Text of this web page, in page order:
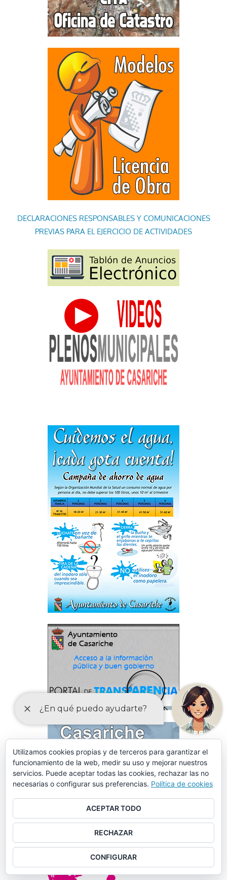
DECLARACIONES RESPONSABLES Y COMUNICACIONES
PREVIAS PARA EL EJERCICIO DE ACTIVIDADES
Utilizamos cookies propias y de terceros para garantizar el
funcionamiento de la web, medir su uso y mejorar nuestros
servicios. Puede aceptar todas las cookies, rechazar las no
necesarias o configurar sus preferencias. Política de cookies
ACEPTAR TODO
RECHAZAR
CONFIGURAR